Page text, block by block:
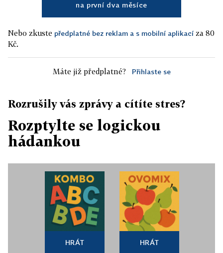
na první dva měsíce
Nebo zkuste předplatné bez reklam a s mobilní aplikací za 80
Kč.
Máte již předplatné? Přihlaste se
Rozrušily vás zprávy a cítíte stres?
Rozptylte se logickou
hádankou
HRÁT HRÁT